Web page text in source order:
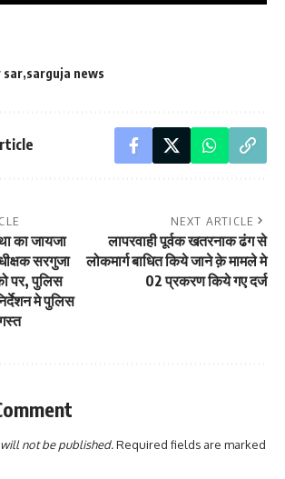
sar sarguja news
का जायजा
सरगुजा
पर, पुलिस
मे पुलिस
NEXT ARTICLE
लापरवाही पूर्वक खतरनाक ढंग से
लोकमार्ग बाधित किये जाने क़े मामले मे
02 प्रकरण किये गए दर्ज
not be published.Required fields are marked